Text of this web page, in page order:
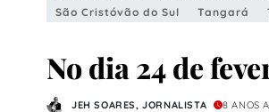
São Cristóvão do Sul
Tangará
No dia 24 de
JEH SOARES, JORNALISTA 8 ANOS